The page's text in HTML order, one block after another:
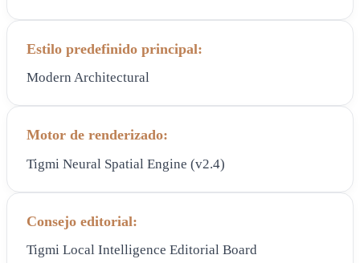
Estilo predefinido principal:
Modern Architectural
Motor de renderizado:
Tigmi Neural Spatial Engine (v2.4)
Consejo editorial:
Tigmi Local Intelligence Editorial Board